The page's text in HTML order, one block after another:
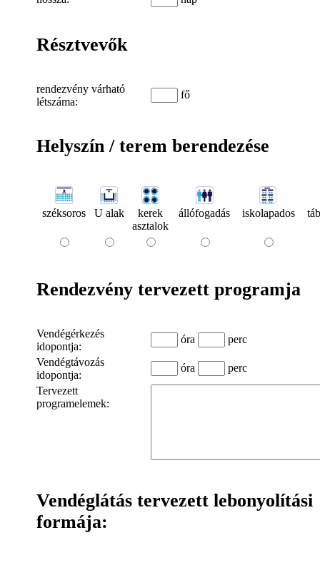
Résztvevők
rendezvény várható
létszáma:
fő
Helyszín / terem berendezése
széksoros U alak
kerek
asztalok
állófogadás iskolapados
Rendezvény tervezett programja
Vendégérkezés
idopontja:
óra
perc
Vendégtávozás
idopontja:
óra
perc
Tervezett
programelemek:
Vendéglátás tervezett lebonyolítási
formája: